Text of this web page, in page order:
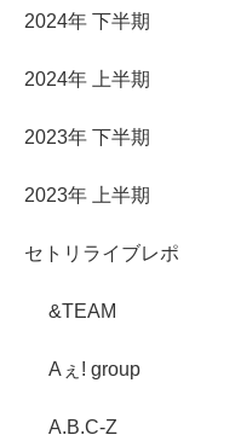
2024年 下半期
2024年 上半期
2023年 下半期
2023年 上半期
セトリライブレポ
&TEAM
Aぇ! group
A.B.C-Z